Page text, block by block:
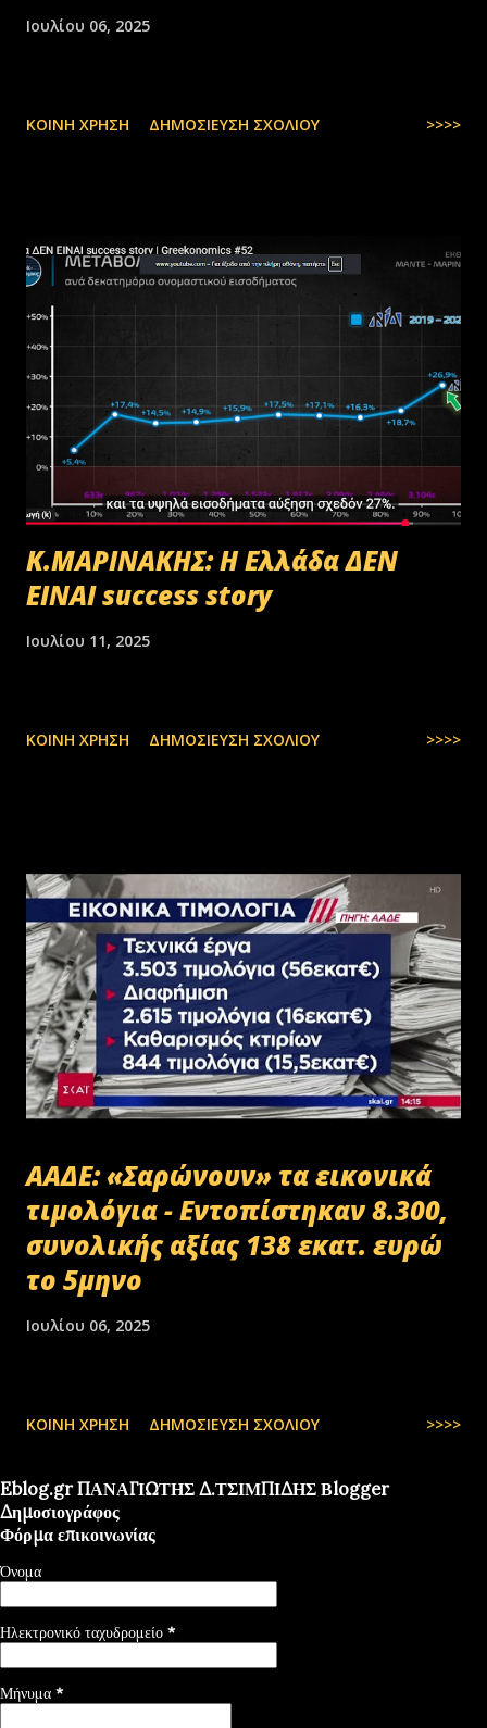
Ιουλίου 06, 2025
ΚΟΙΝΉ ΧΡΉΣΗ ΔΗΜΟΣΊΕΥΣΗ ΣΧΟΛΊΟΥ >>>>
Κ.ΜΑΡΙΝΑΚΗΣ: Η Ελλάδα ΔΕΝ
ΕΙΝΑΙ success story
Ιουλίου 11, 2025
ΚΟΙΝΉ ΧΡΉΣΗ ΔΗΜΟΣΊΕΥΣΗ ΣΧΟΛΊΟΥ >>>>
ΑΑΔΕ: «Σαρώνουν» τα εικονικά
τιμολόγια - Εντοπίστηκαν 8.300,
συνολικής αξίας 138 εκατ. ευρώ
το 5μηνο
Ιουλίου 06, 2025
ΚΟΙΝΉ ΧΡΉΣΗ ΔΗΜΟΣΊΕΥΣΗ ΣΧΟΛΊΟΥ >>>>
Eblog.gr ΠΑΝΑΓΙΩΤΗΣ Δ.ΤΣΙΜΠΙΔΗΣ Βlogger
Δημοσιογράφος
Φόρμα επικοινωνίας
Όνομα
Ηλεκτρονικό ταχυδρομείο *
Μήνυμα *